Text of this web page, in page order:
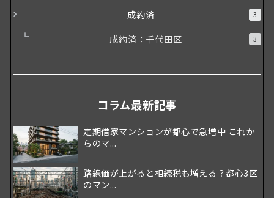
成約済 3
成約済：千代田区 3
コラム最新記事
定期借家マンションが都心で急増中 これか
らのマ...
路線価が上がると相続税も増える？都心3区
のマン...